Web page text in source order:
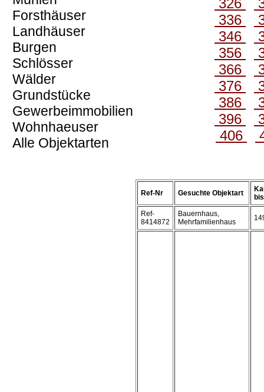
Forsthäuser
Landhäuser
Burgen
Schlösser
Wälder
Grundstücke
Gewerbeimmobilien
Wohnhaeuser
Alle Objektarten
326
336
346
356
366
376
386
396
406
Ref-Nr Gesuchte Objektart
Ref-
8414872
Bauernhaus,
Mehrfamilienhaus